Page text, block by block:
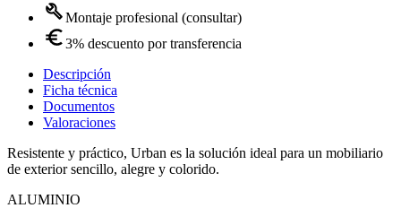
Montaje profesional (consultar)
3% descuento por transferencia
Descripción
Ficha técnica
Documentos
Valoraciones
Resistente y práctico, Urban es la solución ideal para un mobiliario
de exterior sencillo, alegre y colorido.
ALUMINIO